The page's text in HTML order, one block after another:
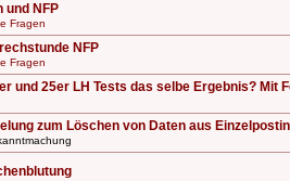
und NFP
Fragen
NFP
Fragen
und 25er LH Tests das selbe Ergebnis? Mit
zum Löschen von Daten aus